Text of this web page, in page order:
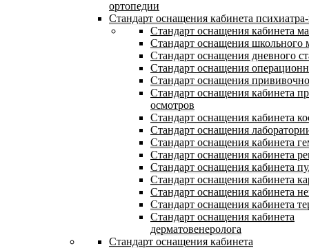
ортопедии
Стандарт оснащения кабинета
Стандарт оснащения кабинета
Стандарт оснащения школьного
Стандарт оснащения дневного
Стандарт оснащения
Стандарт оснащения
Стандарт оснащения кабинета
осмотров
Стандарт оснащения кабинета
Стандарт оснащения
Стандарт оснащения кабинета
Стандарт оснащения кабинета
Стандарт оснащения кабинета
Стандарт оснащения кабинета
Стандарт оснащения кабинета
Стандарт оснащения кабинета
Стандарт оснащения кабинета
дерматовенеролога
Стандарт оснащения кабинета